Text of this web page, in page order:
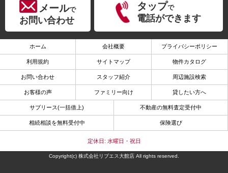
メールで
お問い合わせ
タップで
電話ができます
ホーム 会社概要 プライバシーポリシー
利用規約 サイトマップ 物件カタログ
お問い合わせ スタッフ紹介 周辺施設検索
お客様の声 ファミリー向け 貸したい方へ
サブリース(一括借上) 不動産の無料査定受付中
相続相談を無料受付中 保険選び
定休日: 水曜日・祝日
Copyright(c) 株式会社リブエス大館店 All rights reserved.